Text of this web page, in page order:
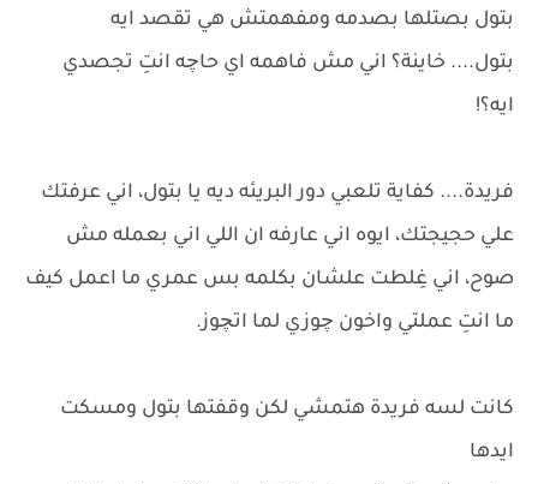
بتول بصتلها بصدمه ومفهمتش هي تقصد ايه
بتول.... خاينة؟ اني مش فاهمه اي حاچه انتِ تجصدي
ايه؟!
فريدة.... كفاية تلعبي دور البريئه ديه يا بتول، اني عرفتك
علي حجيجتك، ايوه اني عارفه ان اللي اني بعمله مش
صوح، اني غِلطت علشان بكلمه بس عمري ما اعمل كيف
ما انتِ عملتي واخون چوزي لما اتچوز.
كانت لسه فريدة هتمشي لكن وقفتها بتول ومسكت
ايدها